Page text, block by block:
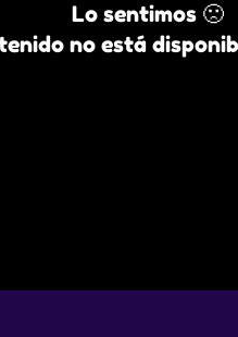
Lo sentimos 🙁
no está